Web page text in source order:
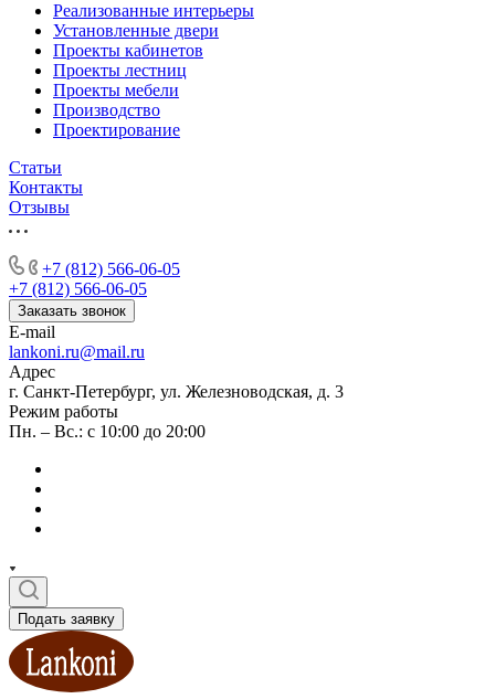
Реализованные интерьеры
Установленные двери
Проекты кабинетов
Проекты лестниц
Проекты мебели
Производство
Проектирование
Статьи
Контакты
Отзывы
+7 (812) 566-06-05
+7 (812) 566-06-05
Заказать звонок
E-mail
lankoni.ru@mail.ru
Адрес
г. Санкт-Петербург, ул. Железноводская, д. 3
Режим работы
Пн. – Вс.: с 10:00 до 20:00
Подать заявку